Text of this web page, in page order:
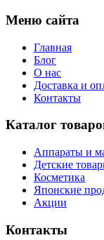
Меню сайта
Главная
Блог
О нас
Доставка и
Контакты
Каталог
Аппараты и
Детские
Косметика
Японские
Акции
Контакты